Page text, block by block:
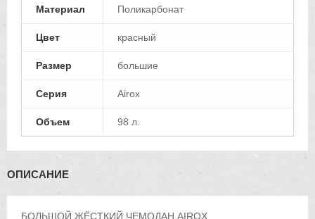
Материал Поликарбонат
Цвет красный
Размер большие
Серия Airox
Объем 98 л.
ОПИСАНИЕ
БОЛЬШОЙ ЖЁСТКИЙ ЧЕМОДАН AIROX